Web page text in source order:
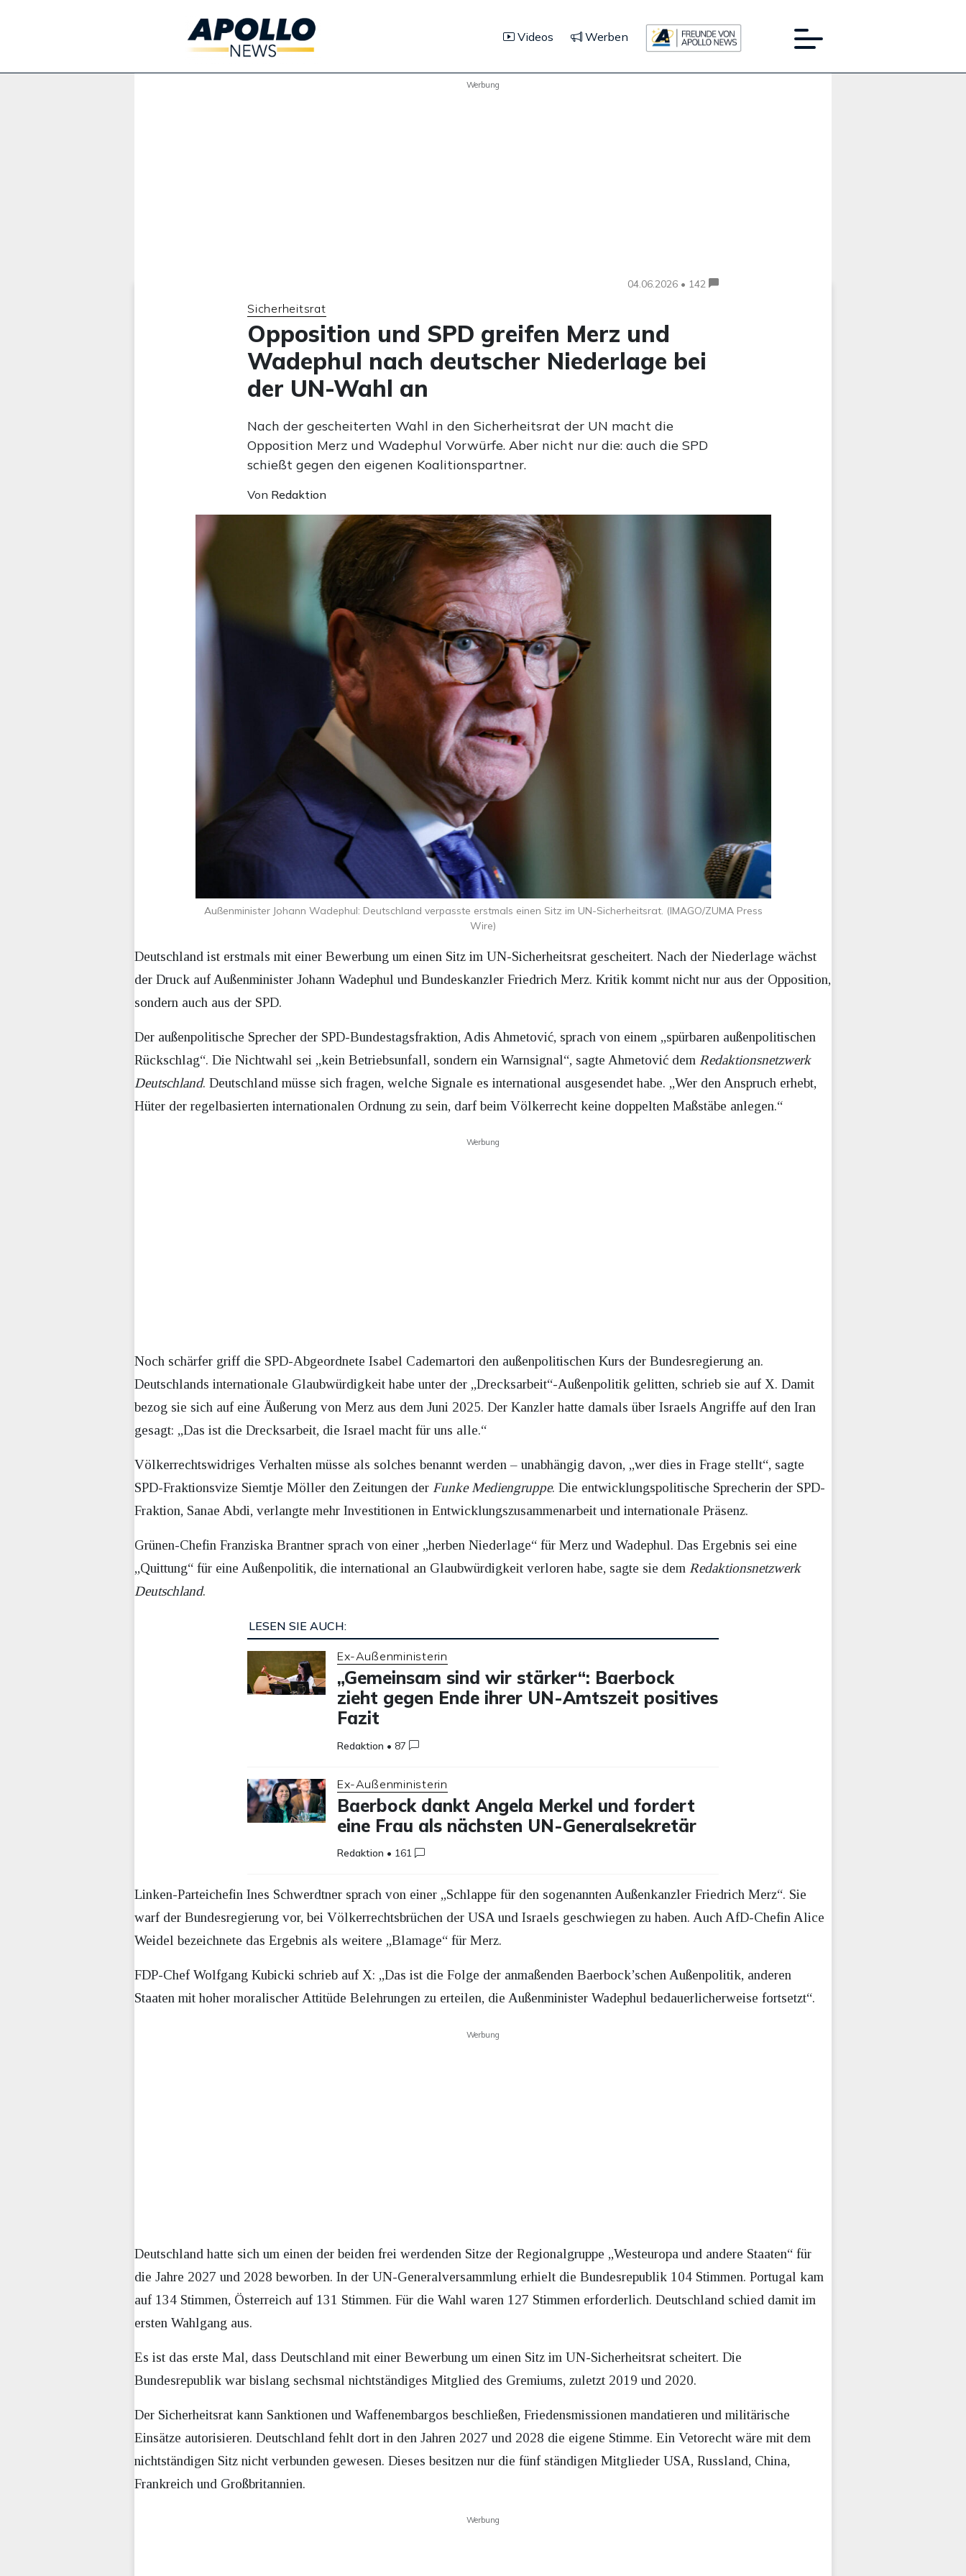
Videos Werben
Werbung
04.06.2026 • 142
Sicherheitsrat
Opposition und SPD greifen Merz und
Wadephul nach deutscher Niederlage bei
der UN-Wahl an
Nach der gescheiterten Wahl in den Sicherheitsrat der UN macht die
Opposition Merz und Wadephul Vorwürfe. Aber nicht nur die: auch die SPD
schießt gegen den eigenen Koalitionspartner.
Von Redaktion
Außenminister Johann Wadephul: Deutschland verpasste erstmals einen Sitz im UN-Sicherheitsrat. (IMAGO/ZUMA Press
Wire)
Deutschland ist erstmals mit einer Bewerbung um einen Sitz im UN-Sicherheitsrat gescheitert. Nach der Niederlage wächst
der Druck auf Außenminister Johann Wadephul und Bundeskanzler Friedrich Merz. Kritik kommt nicht nur aus der Opposition,
sondern auch aus der SPD.
Der außenpolitische Sprecher der SPD-Bundestagsfraktion, Adis Ahmetović, sprach von einem „spürbaren außenpolitischen
Rückschlag“. Die Nichtwahl sei „kein Betriebsunfall, sondern ein Warnsignal“, sagte Ahmetović dem Redaktionsnetzwerk
Deutschland. Deutschland müsse sich fragen, welche Signale es international ausgesendet habe. „Wer den Anspruch erhebt,
Hüter der regelbasierten internationalen Ordnung zu sein, darf beim Völkerrecht keine doppelten Maßstäbe anlegen.“
Werbung
Noch schärfer griff die SPD-Abgeordnete Isabel Cademartori den außenpolitischen Kurs der Bundesregierung an.
Deutschlands internationale Glaubwürdigkeit habe unter der „Drecksarbeit“-Außenpolitik gelitten, schrieb sie auf X. Damit
bezog sie sich auf eine Äußerung von Merz aus dem Juni 2025. Der Kanzler hatte damals über Israels Angriffe auf den Iran
gesagt: „Das ist die Drecksarbeit, die Israel macht für uns alle.“
Völkerrechtswidriges Verhalten müsse als solches benannt werden – unabhängig davon, „wer dies in Frage stellt“, sagte
SPD-Fraktionsvize Siemtje Möller den Zeitungen der Funke Mediengruppe. Die entwicklungspolitische Sprecherin der SPD-
Fraktion, Sanae Abdi, verlangte mehr Investitionen in Entwicklungszusammenarbeit und internationale Präsenz.
Grünen-Chefin Franziska Brantner sprach von einer „herben Niederlage“ für Merz und Wadephul. Das Ergebnis sei eine
„Quittung“ für eine Außenpolitik, die international an Glaubwürdigkeit verloren habe, sagte sie dem Redaktionsnetzwerk
Deutschland.
LESEN SIE AUCH:
Ex-Außenministerin
„Gemeinsam sind wir stärker“: Baerbock
zieht gegen Ende ihrer UN-Amtszeit positives
Fazit
Redaktion • 87
Ex-Außenministerin
Baerbock dankt Angela Merkel und fordert
eine Frau als nächsten UN-Generalsekretär
Redaktion • 161
Linken-Parteichefin Ines Schwerdtner sprach von einer „Schlappe für den sogenannten Außenkanzler Friedrich Merz“. Sie
warf der Bundesregierung vor, bei Völkerrechtsbrüchen der USA und Israels geschwiegen zu haben. Auch AfD-Chefin Alice
Weidel bezeichnete das Ergebnis als weitere „Blamage“ für Merz.
FDP-Chef Wolfgang Kubicki schrieb auf X: „Das ist die Folge der anmaßenden Baerbock’schen Außenpolitik, anderen
Staaten mit hoher moralischer Attitüde Belehrungen zu erteilen, die Außenminister Wadephul bedauerlicherweise fortsetzt“.
Werbung
Deutschland hatte sich um einen der beiden frei werdenden Sitze der Regionalgruppe „Westeuropa und andere Staaten“ für
die Jahre 2027 und 2028 beworben. In der UN-Generalversammlung erhielt die Bundesrepublik 104 Stimmen. Portugal kam
auf 134 Stimmen, Österreich auf 131 Stimmen. Für die Wahl waren 127 Stimmen erforderlich. Deutschland schied damit im
ersten Wahlgang aus.
Es ist das erste Mal, dass Deutschland mit einer Bewerbung um einen Sitz im UN-Sicherheitsrat scheitert. Die
Bundesrepublik war bislang sechsmal nichtständiges Mitglied des Gremiums, zuletzt 2019 und 2020.
Der Sicherheitsrat kann Sanktionen und Waffenembargos beschließen, Friedensmissionen mandatieren und militärische
Einsätze autorisieren. Deutschland fehlt dort in den Jahren 2027 und 2028 die eigene Stimme. Ein Vetorecht wäre mit dem
nichtständigen Sitz nicht verbunden gewesen. Dieses besitzen nur die fünf ständigen Mitglieder USA, Russland, China,
Frankreich und Großbritannien.
Werbung